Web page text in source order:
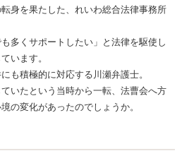
身を果たした、れいわ総合法律事務所
多くサポートしたい」と法律を駆使し
います。
も積極的に対応する川瀬弁護士。
いたという当時から一転、法曹会へ方
の変化があったのでしょうか。